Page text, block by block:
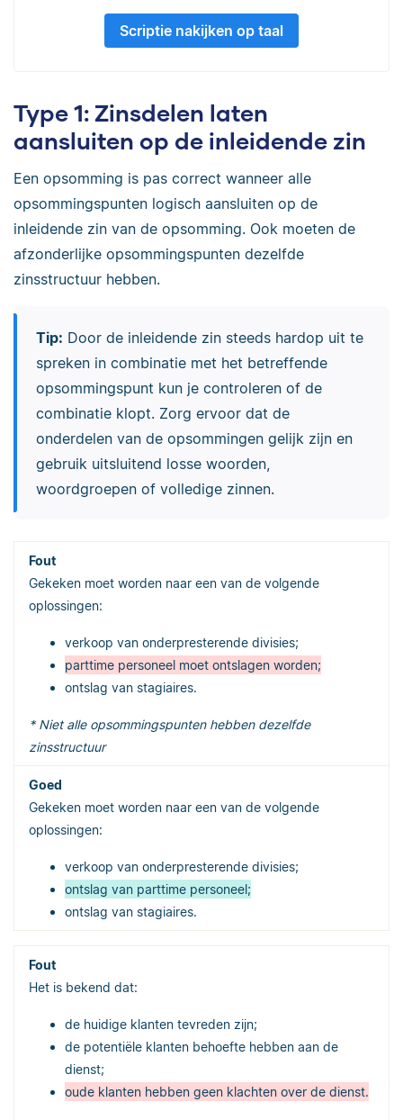
Scriptie nakijken op taal
Type 1: Zinsdelen laten
aansluiten op de inleidende zin
Een opsomming is pas correct wanneer alle
opsommingspunten logisch aansluiten op de
inleidende zin van de opsomming. Ook moeten de
afzonderlijke opsommingspunten dezelfde
zinsstructuur hebben.
Tip: Door de inleidende zin steeds hardop uit te
spreken in combinatie met het betreffende
opsommingspunt kun je controleren of de
combinatie klopt. Zorg ervoor dat de
onderdelen van de opsommingen gelijk zijn en
gebruik uitsluitend losse woorden,
woordgroepen of volledige zinnen.
Gekeken moet worden naar een van de volgende
oplossingen:
verkoop van onderpresterende divisies;
parttime personeel moet ontslagen worden;
ontslag van stagiaires.
* Niet alle opsommingspunten hebben dezelfde
zinsstructuur
Gekeken moet worden naar een van de volgende
oplossingen:
verkoop van onderpresterende divisies;
ontslag van parttime personeel;
ontslag van stagiaires.
Het is bekend dat:
de huidige klanten tevreden zijn;
de potentiële klanten behoefte hebben aan de
dienst;
oude klanten hebben geen klachten over de dienst.